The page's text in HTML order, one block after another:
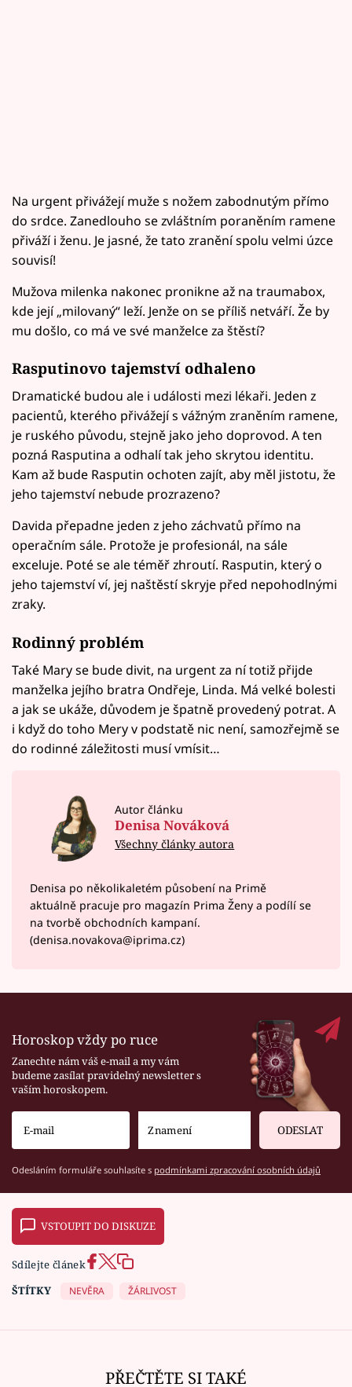
Na urgent přivážejí muže s nožem zabodnutým přímo
do srdce. Zanedlouho se zvláštním poraněním ramene
přiváží i ženu. Je jasné, že tato zranění spolu velmi úzce
souvisí!
Mužova milenka nakonec pronikne až na traumabox,
kde její „milovaný“ leží. Jenže on se příliš netváří. Že by
mu došlo, co má ve své manželce za štěstí?
Rasputinovo tajemství odhaleno
Dramatické budou ale i události mezi lékaři. Jeden z
pacientů, kterého přivážejí s vážným zraněním ramene,
je ruského původu, stejně jako jeho doprovod. A ten
pozná Rasputina a odhalí tak jeho skrytou identitu.
Kam až bude Rasputin ochoten zajít, aby měl jistotu, že
jeho tajemství nebude prozrazeno?
Davida přepadne jeden z jeho záchvatů přímo na
operačním sále. Protože je profesionál, na sále
exceluje. Poté se ale téměř zhroutí. Rasputin, který o
jeho tajemství ví, jej naštěstí skryje před nepohodlnými
zraky.
Rodinný problém
Také Mary se bude divit, na urgent za ní totiž přijde
manželka jejího bratra Ondřeje, Linda. Má velké bolesti
a jak se ukáže, důvodem je špatně provedený potrat. A
i když do toho Mery v podstatě nic není, samozřejmě se
do rodinné záležitosti musí vmísit…
Autor článku
Denisa Nováková
Všechny články autora
Denisa po několikaletém působení na Primě
aktuálně pracuje pro magazín Prima Ženy a podílí se
na tvorbě obchodních kampaní.
(denisa.novakova@iprima.cz)
Horoskop vždy po ruce
Zanechte nám váš e-mail a my vám
budeme zasílat pravidelný newsletter s
vaším horoskopem.
ODESLAT
Odesláním formuláře souhlasíte s podmínkami zpracování osobních údajů
VSTOUPIT DO DISKUZE
Sdílejte článek
ŠTÍTKY
NEVĚRA ŽÁRLIVOST
PŘEČTĚTE SI TAKÉ